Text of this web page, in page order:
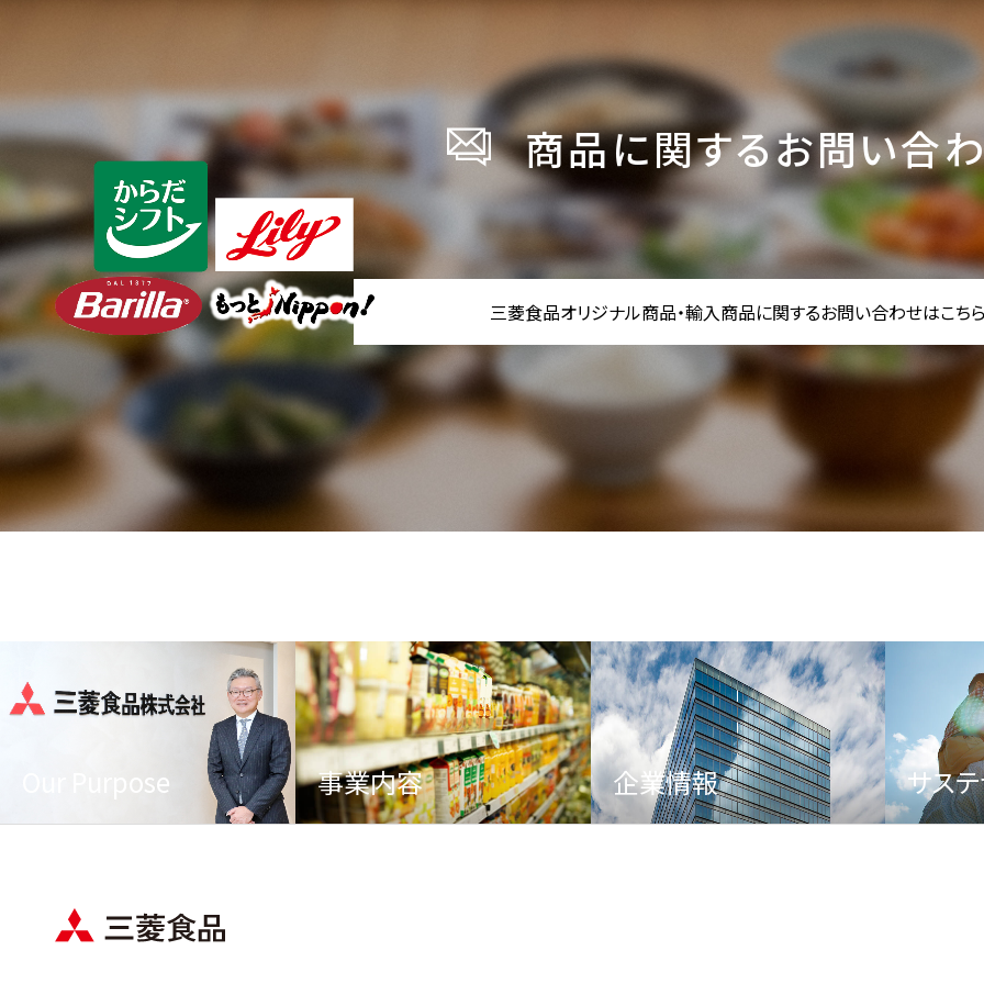
商品に関するお問い合
三菱食品オリジナル商品・輸入商品に関するお問い合わせはこち
Our Purpose 事業内容 企業情報 サス